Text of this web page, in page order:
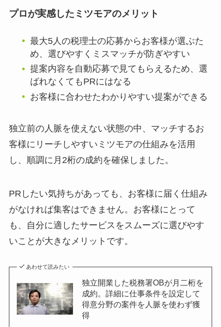
プロが実感したミツモアのメリット
最大5人の税理士の応募からお客様が選ぶた
め、選びやすくミスマッチが防ぎやすい
提案内容を自動応募で見てもらえるため、選
ばれなくてもPRにはなる
お客様に合わせたわかりやすい提案ができる
独立前の人脈を使えない状態の中、マッチするお
客様にリーチしやすいミツモアの仕組みを活用
し、順調に月2桁の成約を確保しました。
PRしたい気持ちがあっても、お客様に届く仕組み
がなければ集客はできません。お客様にとって
も、自分に適したサービスをスムーズに選びやす
いことが大きなメリットです。
あわせて読みたい
独立開業した税務署OBが月二桁を
成約。詳細に仕事条件を設定して
得意分野の案件を人脈を使わず獲
得